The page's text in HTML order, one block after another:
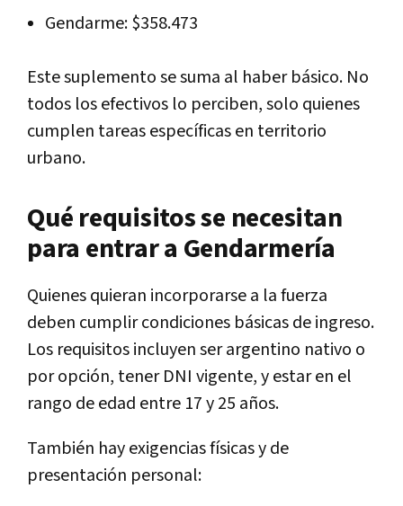
Gendarme: $358.473
Este suplemento se suma al haber básico. No
todos los efectivos lo perciben, solo quienes
cumplen tareas específicas en territorio
urbano.
Qué requisitos se necesitan
para entrar a Gendarmería
Quienes quieran incorporarse a la fuerza
deben cumplir condiciones básicas de ingreso.
Los requisitos incluyen ser argentino nativo o
por opción, tener DNI vigente, y estar en el
rango de edad entre 17 y 25 años.
También hay exigencias físicas y de
presentación personal: